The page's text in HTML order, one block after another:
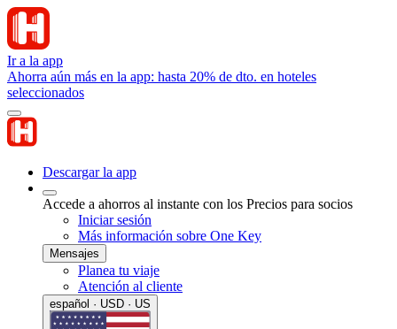
Ir a la app
Ahorra aún más en la app: hasta 20% de dto. en hoteles
seleccionados
Descargar la app
Accede a ahorros al instante con los Precios para socios
Iniciar sesión
Más información sobre One Key
Mensajes
Planea tu viaje
Atención al cliente
español · USD · US